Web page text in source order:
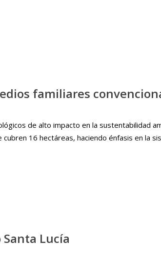
familiares
de alto impacto en la sustentabilidad
16 hectáreas, haciendo énfasis en la
Lucía